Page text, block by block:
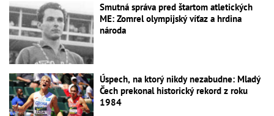
Smutná správa pred štartom atletických
ME: Zomrel olympijský víťaz a hrdina
národa
Úspech, na ktorý nikdy nezabudne: Mladý
Čech prekonal historický rekord z roku
1984